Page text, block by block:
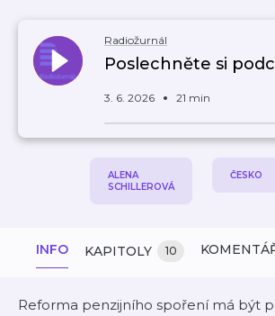
Radiožurnál
Poslechněte si
3. 6. 2026 21 min
ALENA
SCHILLEROVÁ
ČESKO
INFO KAPITOLY 10
Reforma penzijního spoření má být